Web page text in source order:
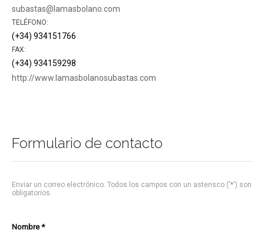
subastas@lamasbolano.com
TELÉFONO:
(+34) 934151766
FAX:
(+34) 934159298
http://www.lamasbolanosubastas.com
Formulario de contacto
Enviar un correo electrónico. Todos los campos con un asterisco ('*') son
obligatorios.
Nombre*